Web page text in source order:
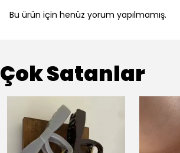
Bu ürün için henüz yorum yapılmamış.
Çok Satanlar